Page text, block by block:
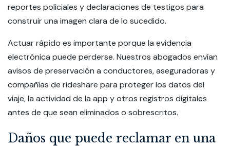
reportes policiales y declaraciones de testigos para
construir una imagen clara de lo sucedido.
Actuar rápido es importante porque la evidencia
electrónica puede perderse. Nuestros abogados envían
avisos de preservación a conductores, aseguradoras y
compañías de rideshare para proteger los datos del
viaje, la actividad de la app y otros registros digitales
antes de que sean eliminados o sobrescritos.
Daños que puede reclamar en una